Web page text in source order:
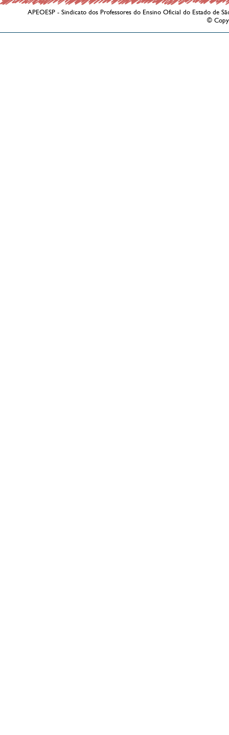
APEOESP - Sindicato dos Professores do Ensino Oficial do Estado de
©